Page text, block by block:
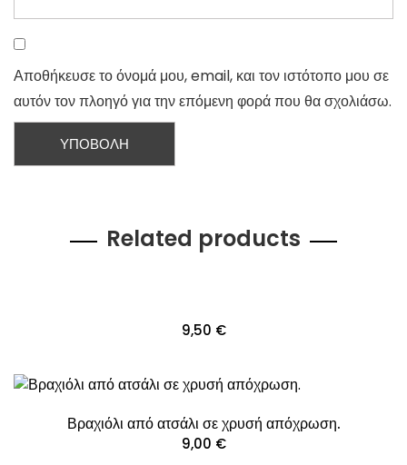
Αποθήκευσε το όνομά μου, email, και τον ιστότοπο μου σε
αυτόν τον πλοηγό για την επόμενη φορά που θα σχολιάσω.
Related products
9,50 €
Βραχιόλι από ατσάλι σε χρυσή απόχρωση.
9,00 €